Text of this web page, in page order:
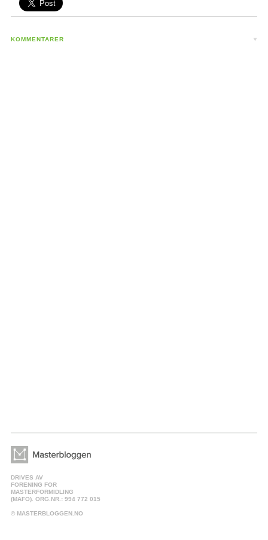
KOMMENTARER
DRIVES AV
FORENING FOR
MASTERFORMIDLING
(MAFO). ORG.NR.: 994 772 015
© MASTERBLOGGEN.NO